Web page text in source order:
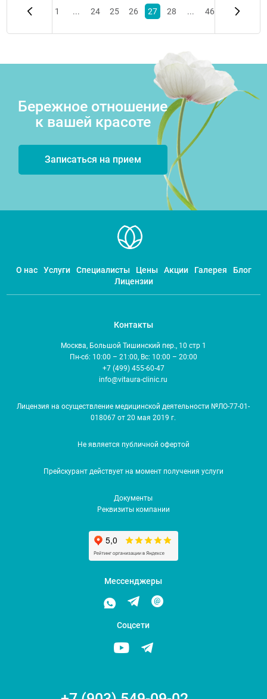
1 ... 24 25 26 27 28 ... 46
Бережное отношение
к вашей красоте
Записаться на прием
О нас Услуги Специалисты Цены Акции Галерея
Блог
Лицензии
Контакты
Москва, Большой Тишинский пер., 10 стр 1
Пн-сб: 10:00 – 21:00, Вс: 10:00 – 20:00
+7 (499) 455-60-47
info@vitaura-clinic.ru
Лицензия на осуществление медицинской деятельности №ЛО-77-01-
018067 от 20 мая 2019 г.
Не является публичной офертой
Прейскурант действует на момент получения услуги
Документы
Реквизиты компании
Мессенджеры
Соцсети